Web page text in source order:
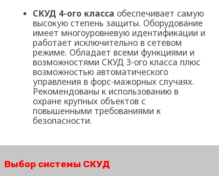
СКУД 4-ого класса обеспечивает самую
высокую степень защиты. Оборудование
имеет многоуровневую идентификации и
работает исключительно в сетевом
режиме. Обладает всеми функциями и
возможностями СКУД 3-ого класса плюс
возможностью автоматического
управления в форс-мажорных случаях.
Рекомендованы к использованию в
охране крупных объектов с
повышенными требованиями к
безопасности.
Выбор системы СКУД